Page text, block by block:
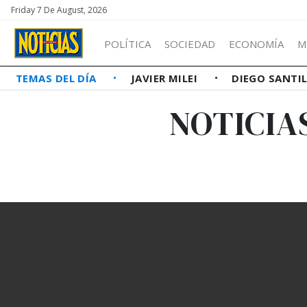
Friday 7 De August, 2026
POLÍTICA SOCIEDAD ECONOMÍA
TEMAS DEL DÍA JAVIER MILEI DIEGO